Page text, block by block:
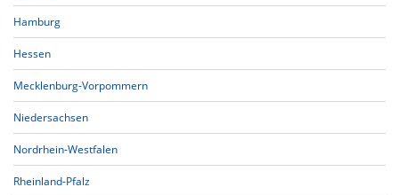
Hamburg
Hessen
Mecklenburg-Vorpommern
Niedersachsen
Nordrhein-Westfalen
Rheinland-Pfalz